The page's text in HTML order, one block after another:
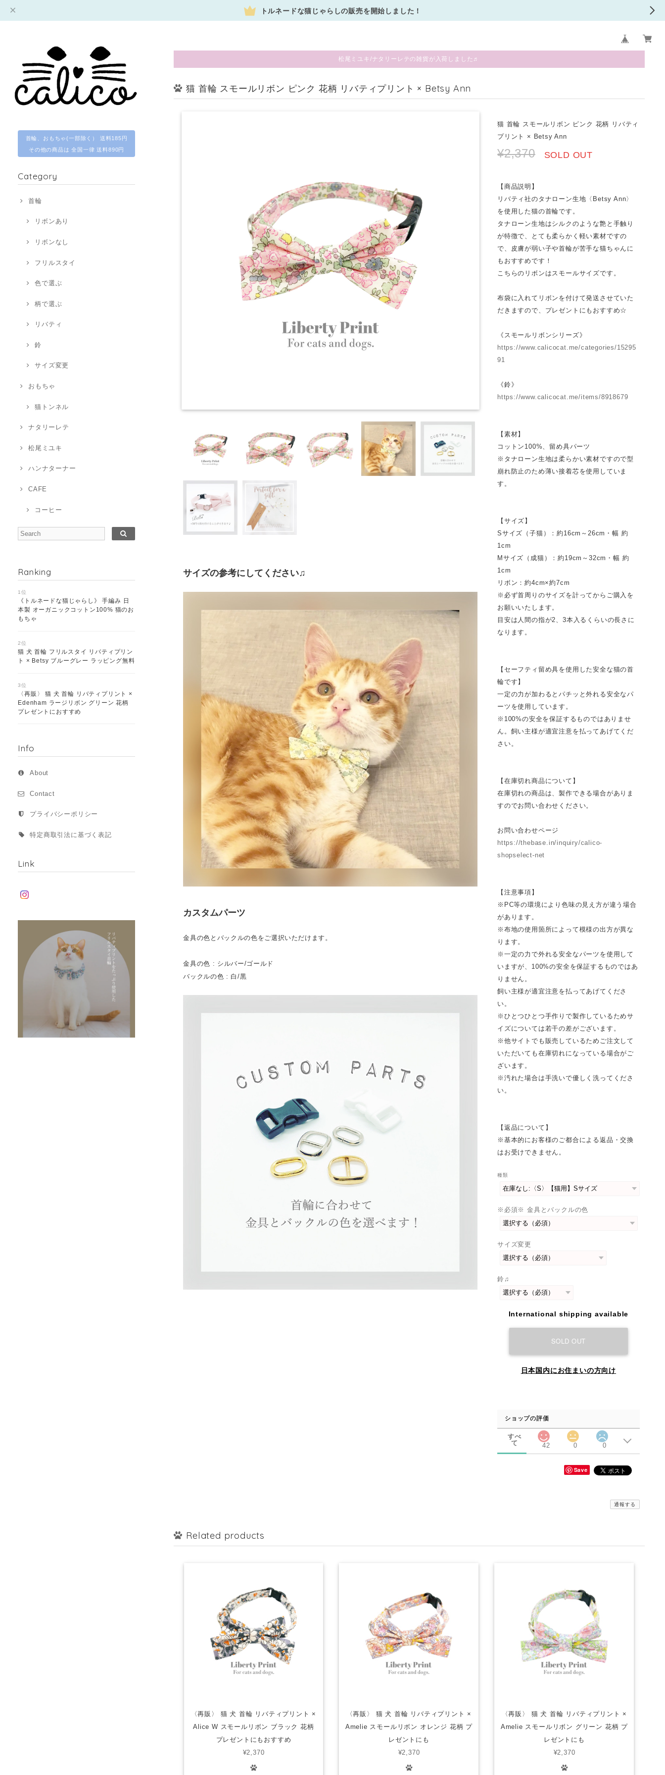
トルネードな猫じゃらしの販売を開始しました！
首輪、おもちゃ(一部除く） 送料185円
その他の商品は 全国一律 送料890円
Category
首輪
リボンあり
リボンなし
フリルスタイ
色で選ぶ
柄で選ぶ
リバティ
鈴
サイズ変更
おもちゃ
猫トンネル
ナタリーレテ
松尾ミユキ
ハンナターナー
CAFE
コーヒー
Ranking
1位
《トルネードな猫じゃらし》 手編み 日
本製 オーガニックコットン100% 猫のお
もちゃ
2位
猫 犬 首輪 フリルスタイ リバティプリン
ト × Betsy ブルーグレー ラッピング無料
3位
〈再販〉 猫 犬 首輪 リバティプリント ×
Edenham ラージリボン グリーン 花柄
プレゼントにおすすめ
Info
About
Contact
プライバシーポリシー
特定商取引法に基づく表記
Link
松尾ミユキ/ナタリーレテの雑貨が入荷しました♬
猫 首輪 スモールリボン ピンク 花柄 リバティプリント × Betsy Ann
サイズの参考にしてください♫
カスタムパーツ
金具の色とバックルの色をご選択いただけます。
金具の色 : シルバー/ゴールド
バックルの色 : 白/黒
猫 首輪 スモールリボン ピンク 花柄 リバティ
プリント × Betsy Ann
¥2,370 SOLD OUT
【商品説明】
リバティ社のタナローン生地〈Betsy Ann〉
を使用した猫の首輪です。
タナローン生地はシルクのような艶と手触り
が特徴で、とても柔らかく軽い素材ですの
で、皮膚が弱い子や首輪が苦手な猫ちゃんに
もおすすめです！
こちらのリボンはスモールサイズです。
布袋に入れてリボンを付けて発送させていた
だきますので、プレゼントにもおすすめ☆
《スモールリボンシリーズ》
https://www.calicocat.me/categories/15295
91
《鈴》
https://www.calicocat.me/items/8918679
【素材】
コットン100%、留め具パーツ
※タナローン生地は柔らかい素材ですので型
崩れ防止のため薄い接着芯を使用していま
す。
【サイズ】
Sサイズ（子猫）：約16cm～26cm・幅 約
1cm
Mサイズ（成猫）：約19cm～32cm・幅 約
1cm
リボン：約4cm×約7cm
※必ず首周りのサイズを計ってからご購入を
お願いいたします。
目安は人間の指が2、3本入るくらいの長さに
なります。
【セーフティ留め具を使用した安全な猫の首
輪です】
一定の力が加わるとパチッと外れる安全なパ
ーツを使用しています。
※100%の安全を保証するものではありませ
ん。飼い主様が適宜注意を払ってあげてくだ
さい。
【在庫切れ商品について】
在庫切れの商品は、製作できる場合がありま
すのでお問い合わせください。
お問い合わせページ
https://thebase.in/inquiry/calico-
shopselect-net
【注意事項】
※PC等の環境により色味の見え方が違う場合
があります。
※布地の使用箇所によって模様の出方が異な
ります。
※一定の力で外れる安全なパーツを使用して
いますが、100%の安全を保証するものではあ
りません。
飼い主様が適宜注意を払ってあげてくださ
い。
※ひとつひとつ手作りで製作しているためサ
イズについては若干の差がございます。
※他サイトでも販売しているためご注文して
いただいても在庫切れになっている場合がご
ざいます。
※汚れた場合は手洗いで優しく洗ってくださ
い。
【返品について】
※基本的にお客様のご都合による返品・交換
はお受けできません。
種類
※必須※ 金具とバックルの色
サイズ変更
鈴♫
International shipping available
SOLD OUT
日本国内にお住まいの方向け
ショップの評価
すべ
て
42 0 0
Save
通報する
Related products
〈再販〉 猫 犬 首輪 リバティプリント ×
Alice W スモールリボン ブラック 花柄
プレゼントにもおすすめ
¥2,370
〈再販〉 猫 犬 首輪 リバティプリント ×
Amelie スモールリボン オレンジ 花柄 プ
レゼントにも
¥2,370
〈再販〉 猫 犬 首輪 リバティプリント ×
Amelie スモールリボン グリーン 花柄 プ
レゼントにも
¥2,370